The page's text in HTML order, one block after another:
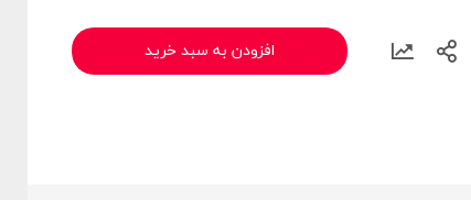
افزودن به سبد خرید